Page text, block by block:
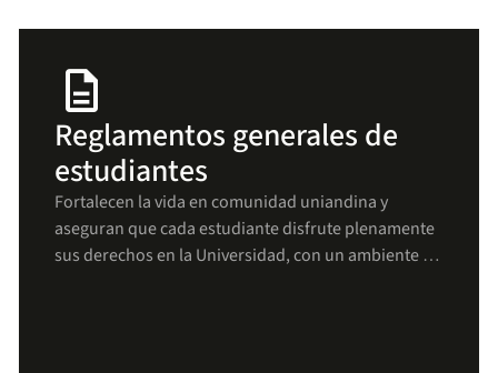
description
Reglamentos generales de
estudiantes
Fortalecen la vida en comunidad uniandina y
aseguran que cada estudiante disfrute plenamente
sus derechos en la Universidad, con un ambiente de